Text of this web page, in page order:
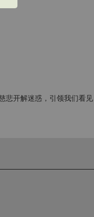
悲开解迷惑，引领我们看